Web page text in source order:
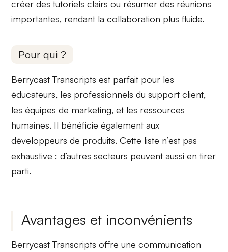
créer destutoriels clairs ou résumer des réunions
importantes, rendant la collaboration plus fluide.
Pour qui ?
Berrycast Transcripts est parfait pour les
éducateurs, les professionnels dusupport client,
les équipes de marketing, et les ressources
humaines. Il bénéficie également aux
développeurs de produits. Cette liste n’est pas
exhaustive : d’autres secteurs peuvent aussi en tirer
parti.
Avantages et inconvénients
Berrycast Transcripts offre une communication